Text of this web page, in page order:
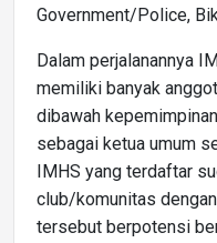
Government/Police,
Dalam perjalanannya
memiliki banyak
dibawah
sebagai ketua umum
IMHS yang terdaftar
club/komunitas
tersebut berpotensi